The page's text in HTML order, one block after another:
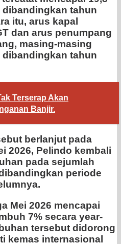
dibandingkan tahun
itu, arus kapal
dan arus penumpang
masing-masing
dibandingkan tahun
Terserap Akan
Banjir.
berlanjut pada
2026, Pelindo kembali
pada sejumlah
periode
Mei 2026 mencapai
7% secara year-
tersebut didorong
kemas internasional